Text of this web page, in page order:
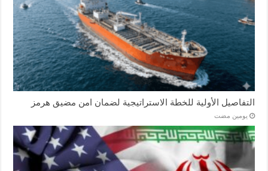
التفاصيل الأولية للخطة الاستراتيجية لضمان امن مضيق هرمز
‏يومين مضت